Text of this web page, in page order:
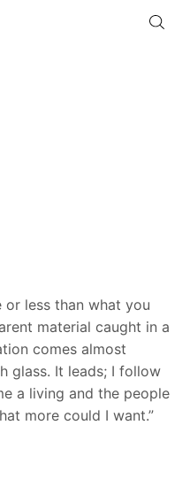
or less than what you
material caught in a
comes almost
glass. It leads; I follow
a living and the people
more could I want.”